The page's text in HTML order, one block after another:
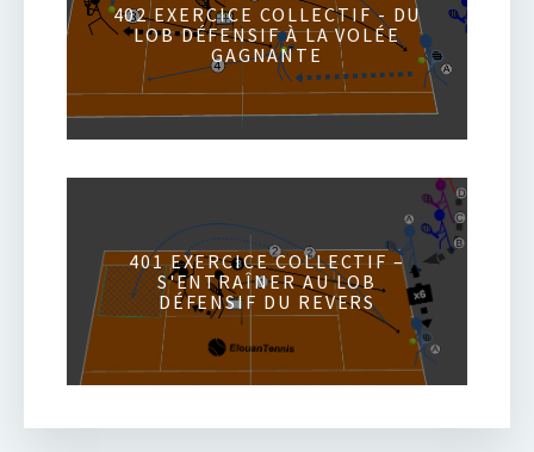
402 EXERCICE COLLECTIF - DU
LOB DÉFENSIF À LA VOLÉE
GAGNANTE
401 EXERCICE COLLECTIF –
S'ENTRAÎNER AU LOB
DÉFENSIF DU REVERS